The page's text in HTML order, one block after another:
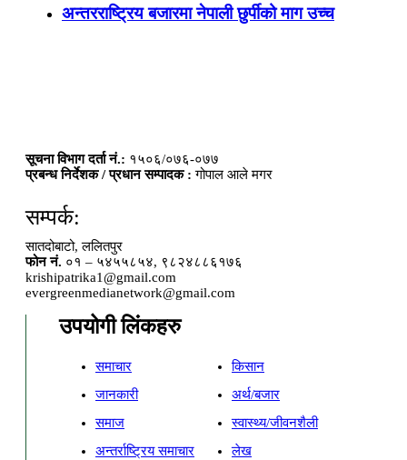
अन्तरराष्ट्रिय बजारमा नेपाली छुर्पीको माग उच्च
सूचना विभाग दर्ता नं.: १५०६/०७६-०७७
प्रबन्ध निर्देशक / प्रधान सम्पादक : गोपाल आले मगर
सम्पर्क:
सातदोबाटो, ललितपुर
फोन नं. ०१ – ५४५५८५४, ९८२४८८६१७६
krishipatrika1@gmail.com
evergreenmedianetwork@gmail.com
उपयोगी लिंकहरु
समाचार
किसान
जानकारी
अर्थ/बजार
समाज
स्वास्थ्य/जीवनशैली
अन्तर्राष्ट्रिय समाचार
लेख